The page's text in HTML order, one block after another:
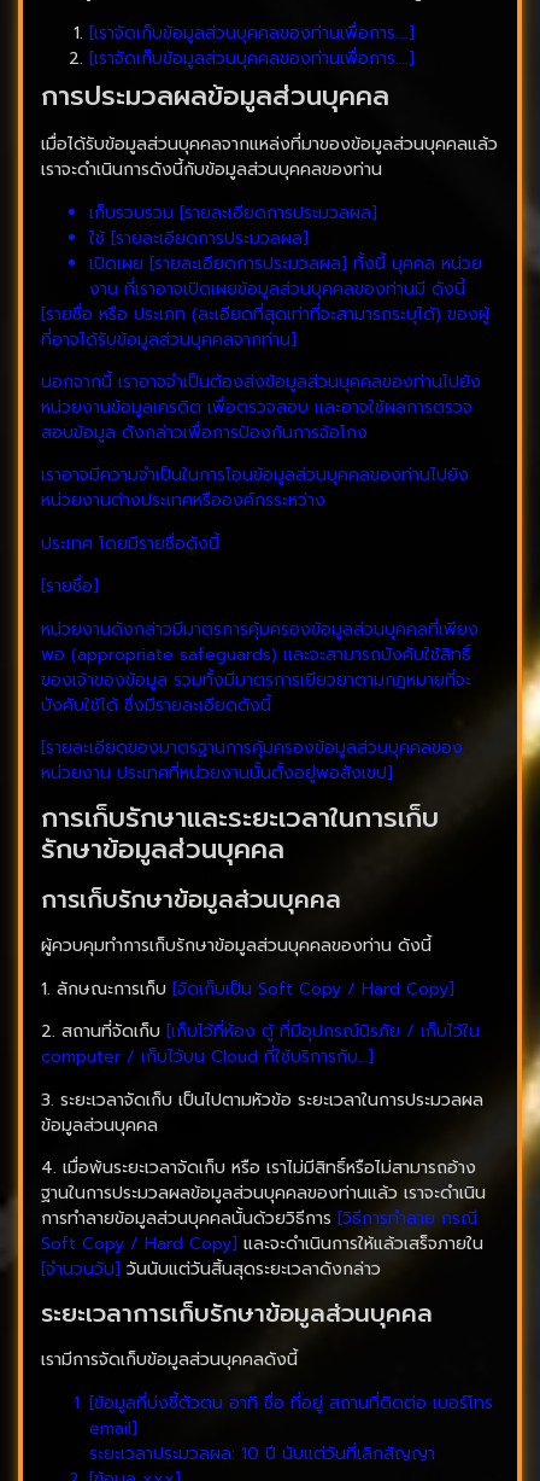
[เราจัดเก็บข้อมูลส่วนบุคคลของท่านเพื่อการ….]
[เราจัดเก็บข้อมูลส่วนบุคคลของท่านเพื่อการ….]
การประมวลผลข้อมูลส่วนบุคคล
เมื่อได้รับข้อมูลส่วนบุคคลจากแหล่งที่มาของข้อมูลส่วนบุคคลแล้ว
เราจะดำเนินการดังนี้กับข้อมูลส่วนบุคคลของท่าน
เก็บรวบรวม [รายละเอียดการประมวลผล]
ใช้ [รายละเอียดการประมวลผล]
เปิดเผย [รายละเอียดการประมวลผล] ทั้งนี้ บุคคล หน่วย
งาน ที่เราอาจเปิดเผยข้อมูลส่วนบุคคลของท่านมี ดังนี้
[รายชื่อ หรือ ประเภท (ละเอียดที่สุดเท่าที่จะสามารถระบุได้) ของผู้
ที่อาจได้รับข้อมูลส่วนบุคคลจากท่าน]
นอกจากนี้ เราอาจจำเป็นต้องส่งข้อมูลส่วนบุคคลของท่านไปยัง
หน่วยงานข้อมูลเครดิต เพื่อตรวจสอบ และอาจใช้ผลการตรวจ
สอบข้อมูล ดังกล่าวเพื่อการป้องกันการฉ้อโกง
เราอาจมีความจำเป็นในการโอนข้อมูลส่วนบุคคลของท่านไปยัง
หน่วยงานต่างประเทศหรือองค์กรระหว่าง
ประเทศ โดยมีรายชื่อดังนี้
[รายชื่อ]
หน่วยงานดังกล่าวมีมาตรการคุ้มครองข้อมูลส่วนบุคคลที่เพียง
พอ (appropriate safeguards) และจะสามารถบังคับใช้สิทธิ์
ของเจ้าของข้อมูล รวมทั้งมีมาตรการเยียวยาตามกฎหมายที่จะ
บังคับใช้ได้ ซึ่งมีรายละเอียดดังนี้
[รายละเอียดของมาตรฐานการคุ้มครองข้อมูลส่วนบุคคลของ
หน่วยงาน ประเทศที่หน่วยงานนั้นตั้งอยู่พอสังเขป]
การเก็บรักษาและระยะเวลาในการเก็บ
รักษาข้อมูลส่วนบุคคล
การเก็บรักษาข้อมูลส่วนบุคคล
ผู้ควบคุมทำการเก็บรักษาข้อมูลส่วนบุคคลของท่าน ดังนี้
1. ลักษณะการเก็บ [จัดเก็บเป็น Soft Copy / Hard Copy]
2. สถานที่จัดเก็บ [เก็บไว้ที่ห้อง ตู้ ที่มีอุปกรณ์นิรภัย / เก็บไว้ใน
computer / เก็บไว้บน Cloud ที่ใช้บริการกับ…]
3. ระยะเวลาจัดเก็บ เป็นไปตามหัวข้อ ระยะเวลาในการประมวลผล
ข้อมูลส่วนบุคคล
4. เมื่อพ้นระยะเวลาจัดเก็บ หรือ เราไม่มีสิทธิ์หรือไม่สามารถอ้าง
ฐานในการประมวลผลข้อมูลส่วนบุคคลของท่านแล้ว เราจะดำเนิน
การทำลายข้อมูลส่วนบุคคลนั้นด้วยวิธีการ [วิธีการทำลาย กรณี
Soft Copy / Hard Copy] และจะดำเนินการให้แล้วเสร็จภายใน
[จำนวนวัน] วันนับแต่วันสิ้นสุดระยะเวลาดังกล่าว
ระยะเวลาการเก็บรักษาข้อมูลส่วนบุคคล
เรามีการจัดเก็บข้อมูลส่วนบุคคลดังนี้
[ข้อมูลที่บ่งชี้ตัวตน อาทิ ชื่อ ที่อยู่ สถานที่ติดต่อ เบอร์โทร
email]
ระยะเวลาประมวลผล: 10 ปี นับแต่วันที่เลิกสัญญา